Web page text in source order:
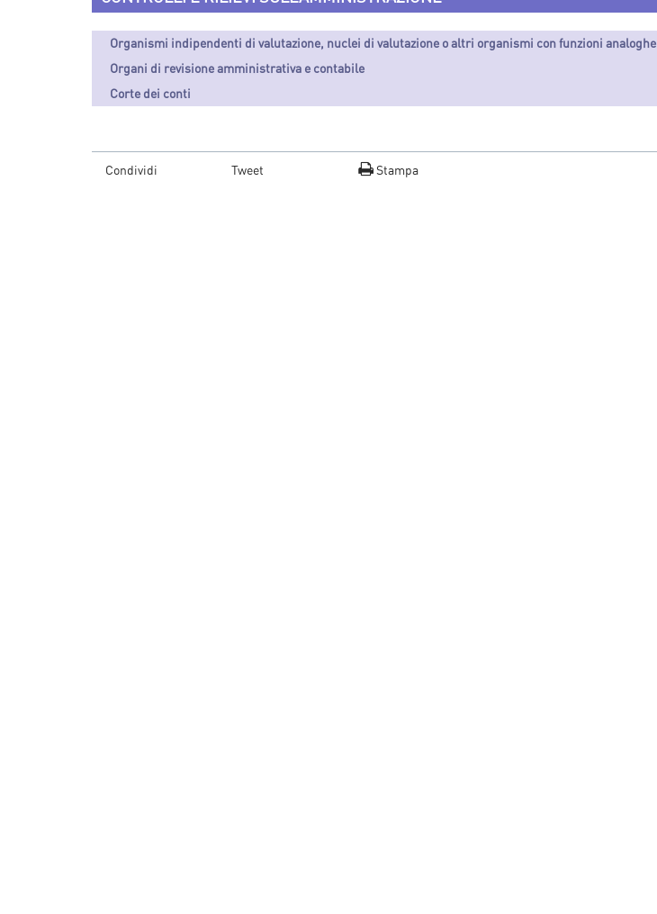
Organismi indipendenti di valutazione, nuclei di valutazione o altri organismi con funzioni analoghe
Organi di revisione amministrativa e contabile
Corte dei conti
Condividi Tweet Stampa